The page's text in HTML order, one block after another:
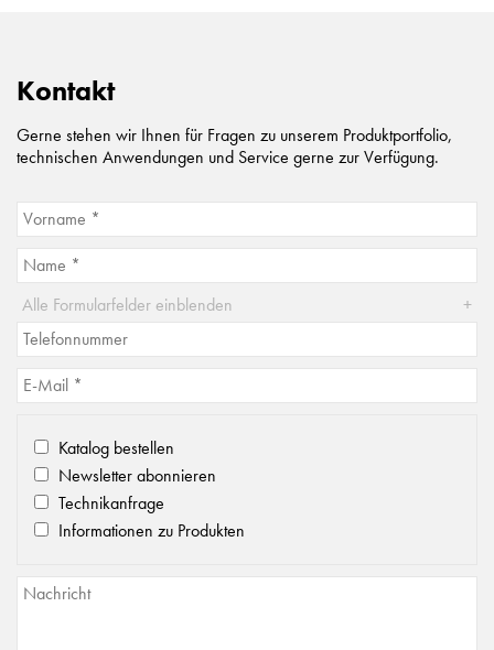
Kontakt
Gerne stehen wir Ihnen für Fragen zu unserem Produktportfolio,
technischen Anwendungen und Service gerne zur Verfügung.
Alle Formularfelder einblenden
Katalog bestellen
Newsletter abonnieren
Technikanfrage
Informationen zu Produkten